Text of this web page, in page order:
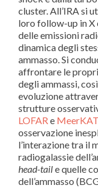
cluster. All’IRA si
loro follow-up in X
delle emissioni
dinamica degli
ammasso. Si
affrontare le
degli ammassi,
evoluzione
strutture
LOFARe MeerKAT
osservazione
l’interazione tra il
radiogalassie
head-taile quelle
dell’ammasso